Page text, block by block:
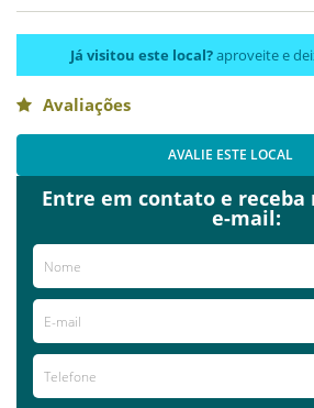
Já visitou este local?aproveite e
Avaliações
AVALIE ESTE LOCAL
Entre em contato e receba
e-mail: